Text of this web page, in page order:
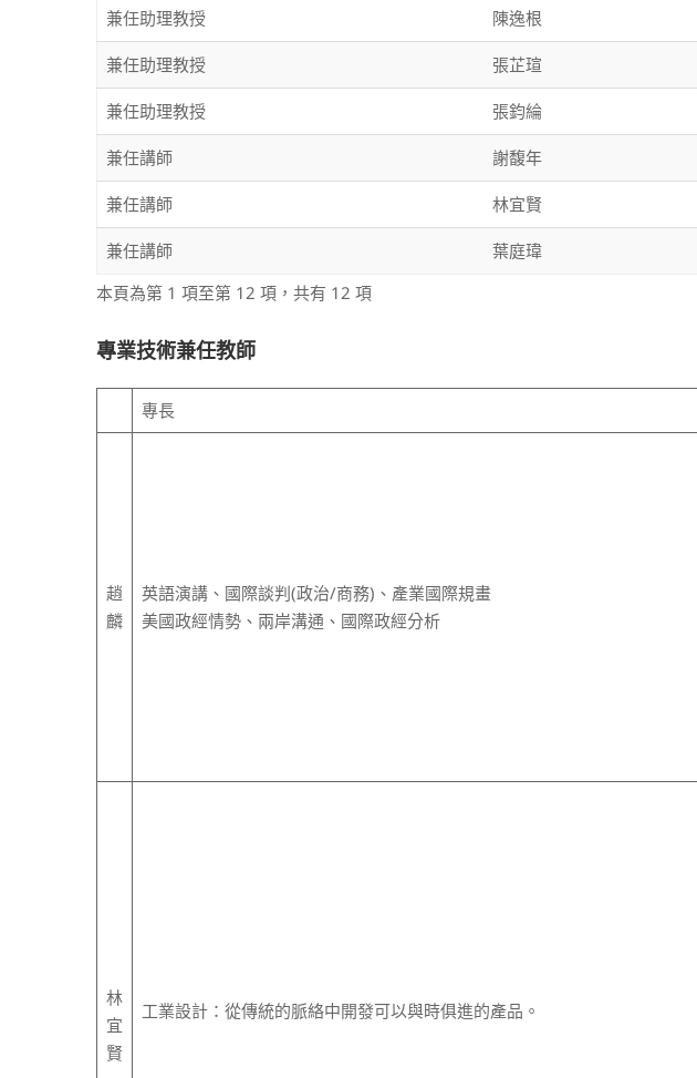
兼任助理教授 陳逸根
兼任助理教授 張芷瑄
兼任助理教授 張鈞綸
兼任講師 謝馥年
兼任講師 林宜賢
兼任講師 葉庭瑋
本頁為第 1 項至第 12 項，共有 12 項
專業技術兼任教師
專長
趙
麟
英語演講、國際談判(政治/商務)、產業國際規畫
美國政經情勢、兩岸溝通、國際政經分析
林
宜
賢
工業設計：從傳統的脈絡中開發可以與時俱進的產品。